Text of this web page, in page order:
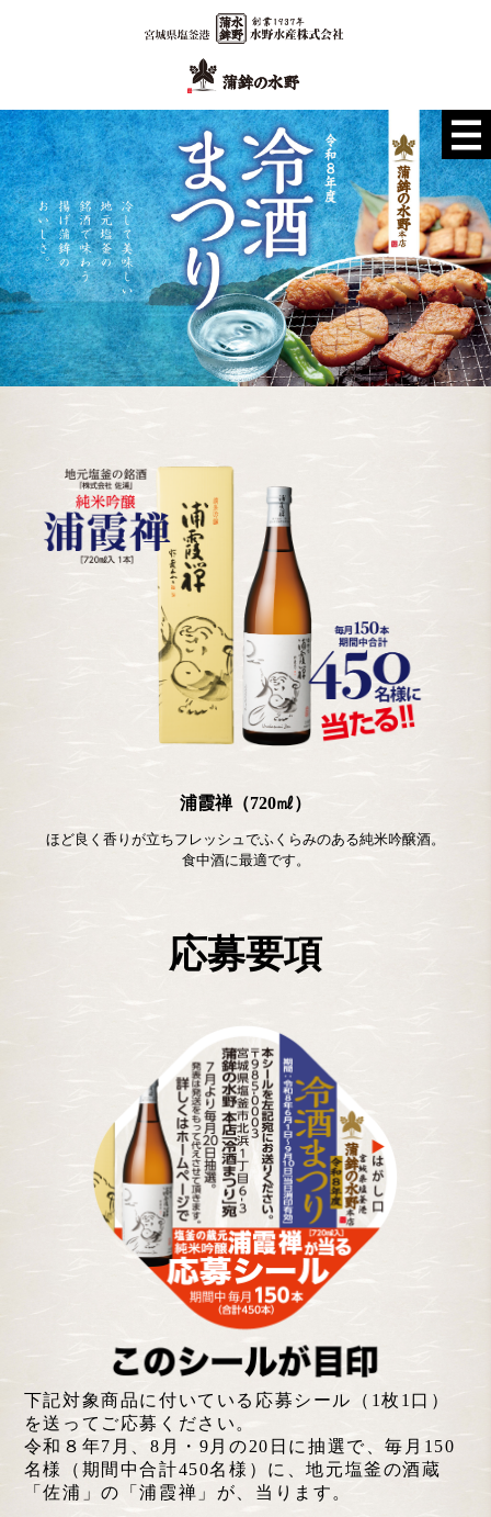
浦霞禅（720㎖）
ほど良く香りが立ちフレッシュでふくらみのある純米吟醸酒。
食中酒に最適です。
応募要項
下記対象商品に付いている応募シール（1枚1口）
を送ってご応募ください。
令和８年7月、8月・9月の20日に抽選で、毎月150
名様（期間中合計450名様）に、地元塩釜の酒蔵
「佐浦」の「浦霞禅」が、当ります。